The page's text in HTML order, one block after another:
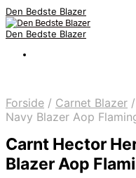
Den Bedste Blazer
Den Bedste Blazer
Forside / Carnet Blazer /
Navy Blazer Aop
Carnt Hector
Blazer Aop